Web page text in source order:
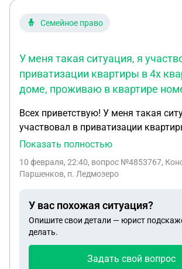
Семейное право
У меня такая ситуация, я
приватизации квартиры в 4х
доме, проживаю в квартире
Всех приветствую! У меня такая
участвовал в приватизации
квартирном доме, проживаю в
в тех паспорте не мою квартиру, а
выяснилось что в администрации
росреестре расходится нумерация
одних слева на право 1234, у других
4321, как мне теперь быть, и как
Показать полностью
10 февраля, 22:40, вопрос №4853767,
Паршенков, п. Ледмозеро
У вас похожая ситуация?
Опишите свои детали — юрист
делать.
Задать свой вопрос